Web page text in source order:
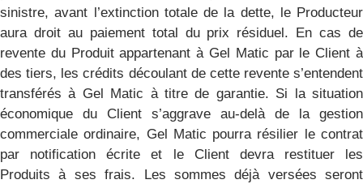
sinistre, avant l’extinction totale de la dette, le Producteur
aura droit au paiement total du prix résiduel. En cas de
revente du Produit appartenant à Gel Matic par le Client à
des tiers, les crédits découlant de cette revente s’entendent
transférés à Gel Matic à titre de garantie. Si la situation
économique du Client s’aggrave au-delà de la gestion
commerciale ordinaire, Gel Matic pourra résilier le contrat
par notification écrite et le Client devra restituer les
Produits à ses frais. Les sommes déjà versées seront